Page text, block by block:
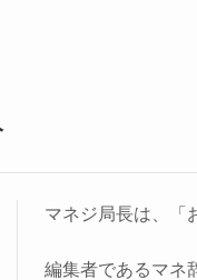
マネジ局長は、「
編集者であるマネ